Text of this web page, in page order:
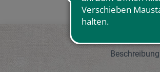
Beschreibung